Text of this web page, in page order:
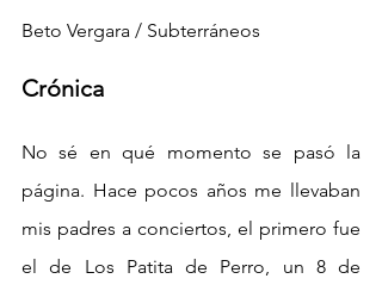
Beto Vergara / Subterráneos
Crónica
No sé en qué momento se pasó la
página. Hace pocos años me llevaban
mis padres a conciertos, el primero fue
el de Los Patita de Perro, un 8 de